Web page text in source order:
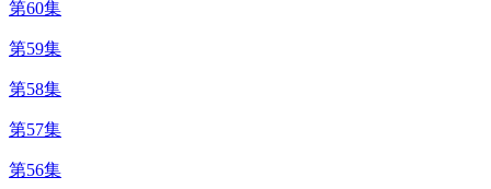
第60集
第59集
第58集
第57集
第56集